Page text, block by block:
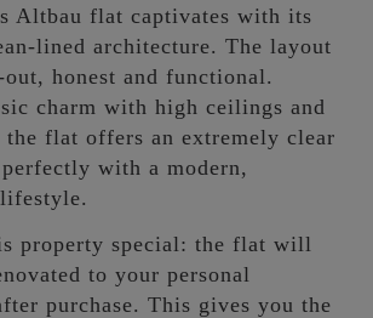
Altbau flat captivates with its
lined architecture. The layout
honest and functional.
charm with high ceilings and
flat offers an extremely clear
with a modern,
property special: the flat will
to your personal
purchase. This gives you the